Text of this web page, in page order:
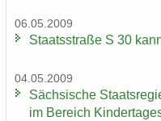
06.05.2009
Staats­stra­ße S 30
04.05.2009
Säch­si­sche
im Be­reich